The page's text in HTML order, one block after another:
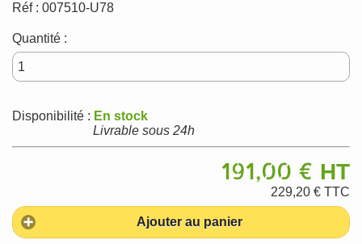
Réf : 007510-U78
Quantité :
Disponibilité : En stock
Livrable sous 24h
191,00 € HT
229,20 € TTC
Ajouter au panier